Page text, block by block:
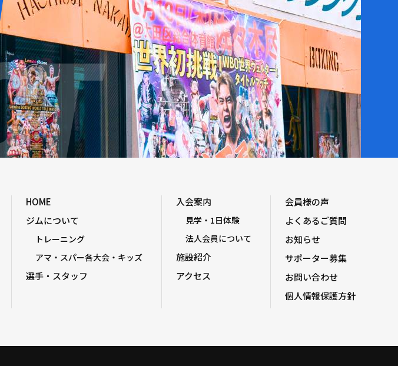
HOME
ジムについて
トレーニング
アマ・スパー各大会・キッズ
選手・スタッフ
入会案内
見学・1日体験
法人会員について
施設紹介
アクセス
会員様の声
よくあるご質問
お知らせ
サポーター募集
お問い合わせ
個人情報保護方針